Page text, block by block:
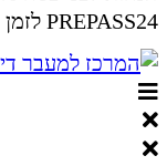
PREPASS24 לזמן מוגבל (מינימום 1000 ש"ח רכישה)